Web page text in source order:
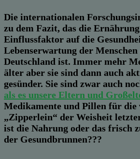
Die internationalen
zu dem Fazit, das die
Einflussfaktor auf die
Lebenserwartung der
Deutschland ist. Immer mehr
älter aber sie sind dann auch
gesünder. Sie sind zwar auch
als es unsere Eltern und
Medikamente und Pillen für die
„Zipperlein“ der Weisheit
ist die Nahrung oder das frisch
der Gesundbrunnen???